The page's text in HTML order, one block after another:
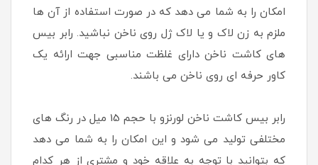
امکان را به شما می دهد که در صورت استفاده از آن ها
ملزم به زن لاک و یا لاک ژل روی ناخن نباشید. رابر بیس
های کاشت ناخن دارای غلظت مناسبی جهت ارائه یک
کاور حرفه ای روی ناخن می باشند.
رابر بیس کاشت ناخن لورنزو با حجم 15 میل در رنگ های
مختلفی تولید می شود و این امکان را به شما می دهد
که بتوانید با توجه به علاقه خود و مشتری از هر کدام